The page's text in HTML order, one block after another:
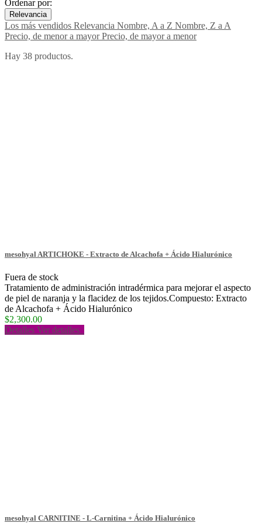
Ordenar por:
Relevancia
Los más vendidos Relevancia Nombre, A a Z Nombre, Z a A
Precio, de menor a mayorPrecio, de mayor a menor
Hay 38 productos.
mesohyal ARTICHOKE - Extracto de Alcachofa + Ácido Hialurónico
Fuera de stock
Tratamiento de administración intradérmica para mejorar el aspecto
de piel de naranja y la flacidez de los tejidos.Compuesto: Extracto
de Alcachofa + Ácido Hialurónico
$2,300.00
Detalles Ver detalles
mesohyal CARNITINE - L-Carnitina + Ácido Hialurónico